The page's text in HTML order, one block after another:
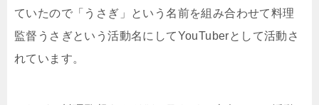
ていたので「うさぎ」という名前を組み合わせて料理
監督うさぎという活動名にしてYouTuberとして活動さ
れています。